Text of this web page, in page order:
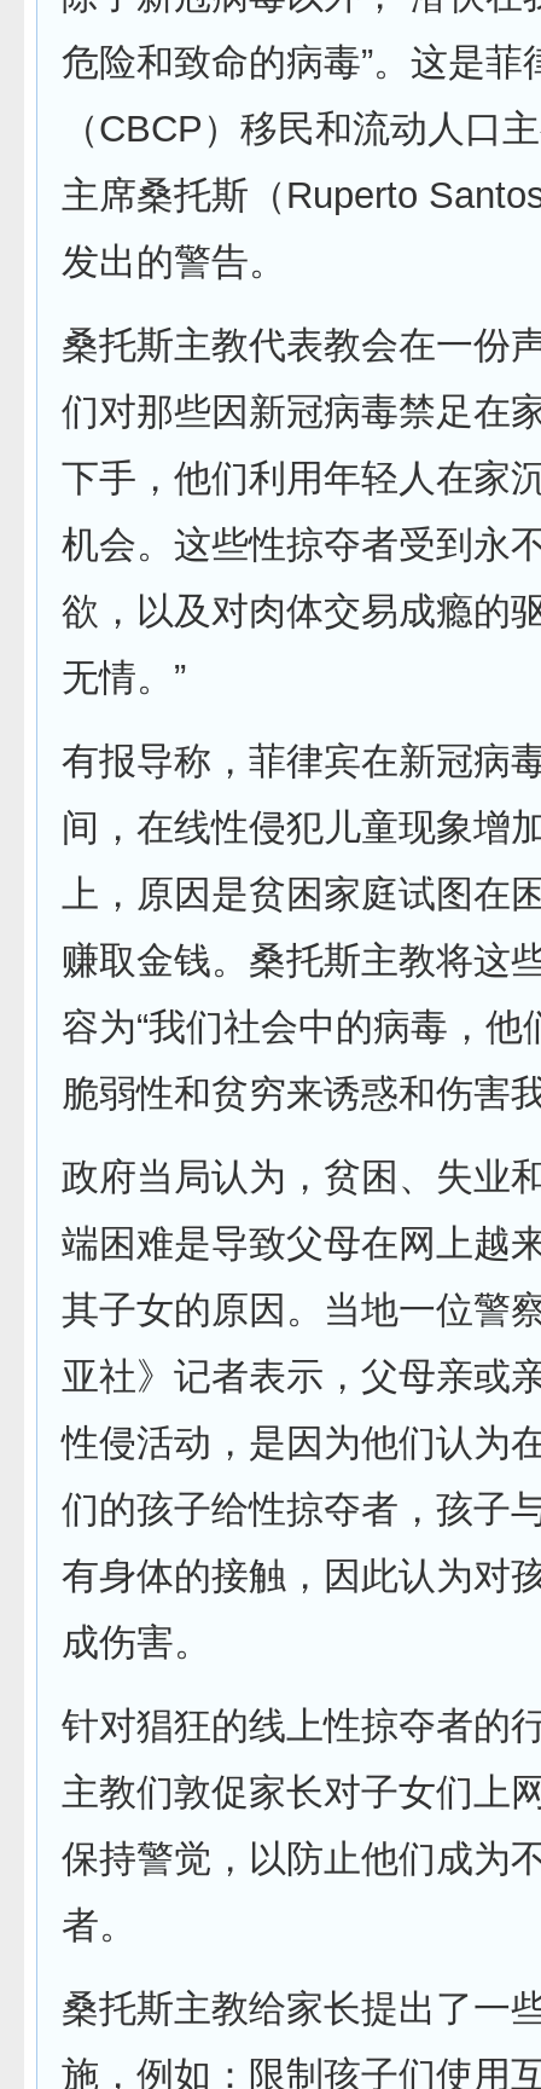
危险和致命的病毒”。这是菲
（CBCP）移民和流动人口
主席桑托斯（Ruperto
发出的警告。
桑托斯主教代表教会在一份
们对那些因新冠病毒禁足在
下手，他们利用年轻人在家
机会。这些性掠夺者受到永
欲，以及对肉体交易成瘾的
无情。”
有报导称，菲律宾在新冠病
间，在线性侵犯儿童现象增
上，原因是贫困家庭试图在
赚取金钱。桑托斯主教将这
容为“我们社会中的病毒，他
脆弱性和贫穷来诱惑和伤害
政府当局认为，贫困、失业
端困难是导致父母在网上越
其子女的原因。当地一位警
亚社》记者表示，父母亲或
性侵活动，是因为他们认为
们的孩子给性掠夺者，孩子
有身体的接触，因此认为对
成伤害。
针对猖狂的线上性掠夺者的
主教们敦促家长对子女们上
保持警觉，以防止他们成为
者。
桑托斯主教给家长提出了一
施，例如：限制孩子们使用